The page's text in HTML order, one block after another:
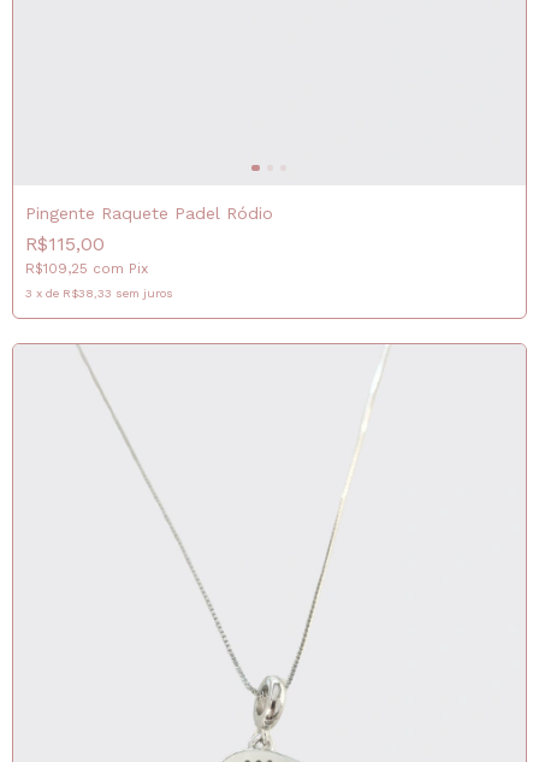
Pingente Raquete Padel Ródio
R$115,00
R$109,25 com Pix
3 x de R$38,33 sem juros